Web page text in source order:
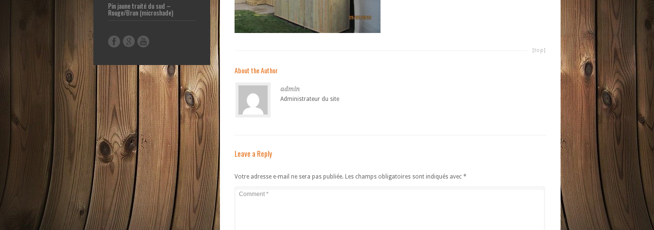
[top]
About the Author
admin
Administrateur du site
Leave a Reply
Votre adresse e-mail ne sera pas publiée. Les champs obligatoires sont indiqués avec *
Pin jaune traité du sud –
Rouge/Brun (microshade)